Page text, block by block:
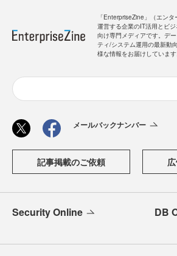
「EnterpriseZine」（エン
運営する企業のIT活用とビ
向け専門メディアです。デ
ティ/システム運用の最新動
様な情報をお届けしています
メールバックナンバー
記事掲載のご依頼
Security Online DB